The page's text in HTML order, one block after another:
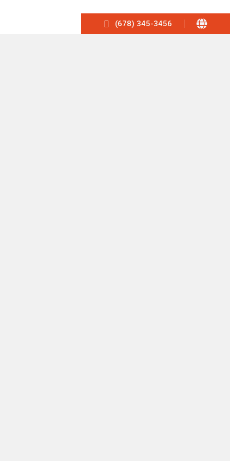
(678) 345-3456